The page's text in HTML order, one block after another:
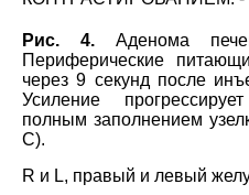
Рис. 4. Аденома
Периферические
через 9 секунд после
Усиление
полным заполнением
C).
R и L, правый и левый